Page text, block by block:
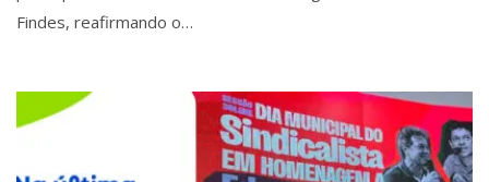
Findes, reafirmando o…